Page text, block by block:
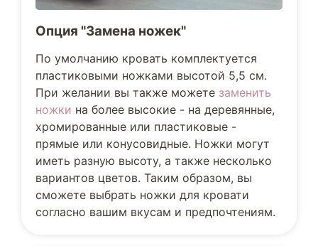
Опция "Замена ножек"
По умолчанию кровать комплектуется
пластиковыми ножками высотой 5,5 см.
При желании вы также можете заменить
ножки на более высокие - на деревянные,
хромированные или пластиковые -
прямые или конусовидные. Ножки могут
иметь разную высоту, а также несколько
вариантов цветов. Таким образом, вы
сможете выбрать ножки для кровати
согласно вашим вкусам и предпочтениям.